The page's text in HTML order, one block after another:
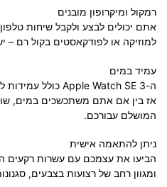
רמקול ומיקרופון מובנים
אתם יכולים לבצע ולקבל שיחות
למוזיקה או לפודקאסטים בקול רם –
עמיד במים
ה-Apple Watch SE 3 כולל עמידות למים עד לעומק של 50 מטרים.
אז בין אם אתם משתכשכים במים,
המושלם עבורכם.
ניתן להתאמה אישית
הביעו את עצמכם עם עשרות רקעים
ומגוון רחב של רצועות בצבעים,